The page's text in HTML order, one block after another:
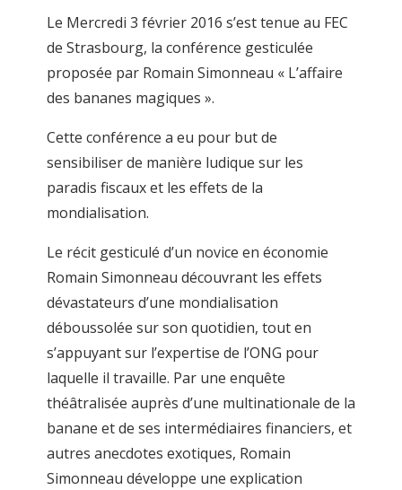
Le Mercredi 3 février 2016 s’est tenue au FEC
de Strasbourg, la conférence gesticulée
proposée par Romain Simonneau « L’affaire
des bananes magiques ».
Cette conférence a eu pour but de
sensibiliser de manière ludique sur les
paradis fiscaux et les effets de la
mondialisation.
Le récit gesticulé d’un novice en économie
Romain Simonneau découvrant les effets
dévastateurs d’une mondialisation
déboussolée sur son quotidien, tout en
s’appuyant sur l’expertise de l’ONG pour
laquelle il travaille. Par une enquête
théâtralisée auprès d’une multinationale de la
banane et de ses intermédiaires financiers, et
autres anecdotes exotiques, Romain
Simonneau développe une explication